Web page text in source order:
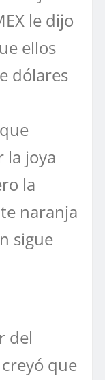
le dijo
ellos
dólares
la joya
la
naranja
sigue
del
que